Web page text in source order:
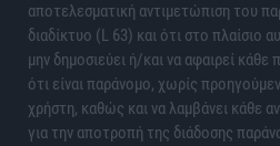
αποτελεσματική αντιμετώπιση του
διαδίκτυο (L 63) και ότι στο πλαίσιο
μην δημοσιεύει ή/και να αφαιρεί κάθε
ότι είναι παράνομο, χωρίς
χρήστη, καθώς και να λαμβάνει κάθε
για την αποτροπή της διάδοσης